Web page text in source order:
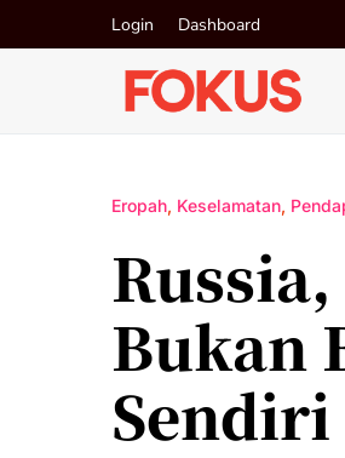
Login Dashboard
Eropah Keselamatan
Bukan
Sendiri